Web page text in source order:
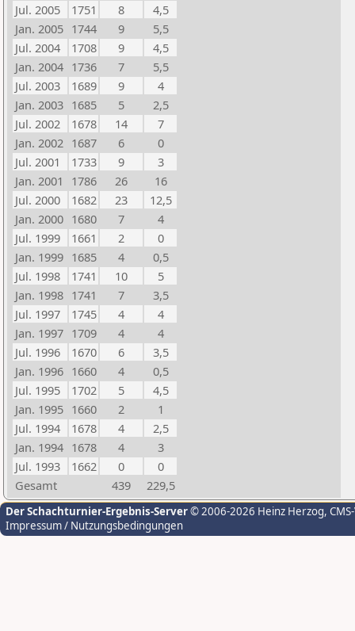
Jul. 2005
1751 8
4,5
Jan. 2005 1744 9
5,5
Jul. 2004
1708 9
4,5
Jan. 2004 1736 7
5,5
Jul. 2003
1689 9
4
Jan. 2003 1685 5
2,5
Jul. 2002
1678 14
7
Jan. 2002 1687 6
0
Jul. 2001
1733 9
3
Jan. 2001
1786 26
16
Jul. 2000
1682 23
12,5
Jan. 2000 1680 7
4
Jul. 1999
1661 2
0
Jan. 1999 1685 4
0,5
Jul. 1998
1741 10
5
Jan. 1998 1741 7
3,5
Jul. 1997
1745 4
4
Jan. 1997 1709 4
4
Jul. 1996
1670 6
3,5
Jan. 1996 1660 4
0,5
Jul. 1995
1702 5
4,5
Jan. 1995 1660 2
1
Jul. 1994
1678 4
2,5
Jan. 1994 1678 4
3
Jul. 1993
1662 0
0
Gesamt
439 229,5
Der Schachturnier-Ergebnis-Server© 2006-2026 Heinz Herzog,
Impressum / Nutzungsbedingungen